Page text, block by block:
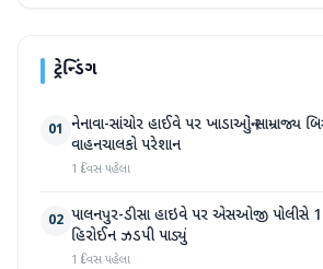
ટ્રેન્ડિંગ
01 નેનાવા-સાંચોર હાઈવે પર ખાડાઓનું સામ્રાજ્ય
વાહનચાલકો પરેશાન
1 દિવસ પહેલા
02 પાલનપુર-ડીસા હાઇવે પર એસઓજી પોલીસે
હિરોઈન ઝડપી પાડ્યું
1 દિવસ પહેલા